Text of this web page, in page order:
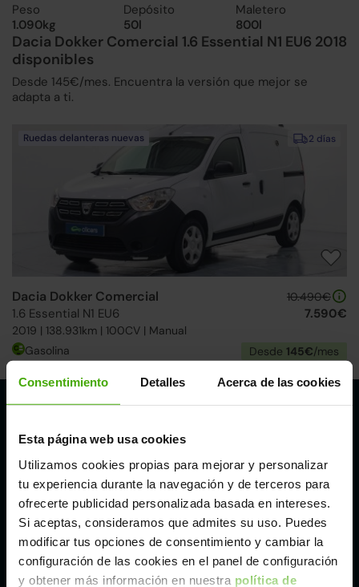
Consentimiento Detalles Acerca de las cookies
Esta página web usa cookies
Utilizamos cookies propias para mejorar y personalizar
tu experiencia durante la navegación y de terceros para
ofrecerte publicidad personalizada basada en intereses.
Si aceptas, consideramos que admites su uso. Puedes
modificar tus opciones de consentimiento y cambiar la
configuración de las cookies en el panel de configuración
y obtener más información en nuestra política de
Peso
1.090kg
Depósito
50l
Maletero
800l
Dacia Dokker Comercial 1.6 Essential N1 EU6 2018
disponibles
Desde 145€/mes. Encuentra la versión que mejor se
adapta a ti.
2 días
Ruedas delanteras nuevas
Dacia Dokker Comercial
1.6 Essential N1 EU6
2019 | 138.931km | 100CV | Manual
10.490€
7.590€
Gasolina Desde 145€/mes
Córdoba
Madrid